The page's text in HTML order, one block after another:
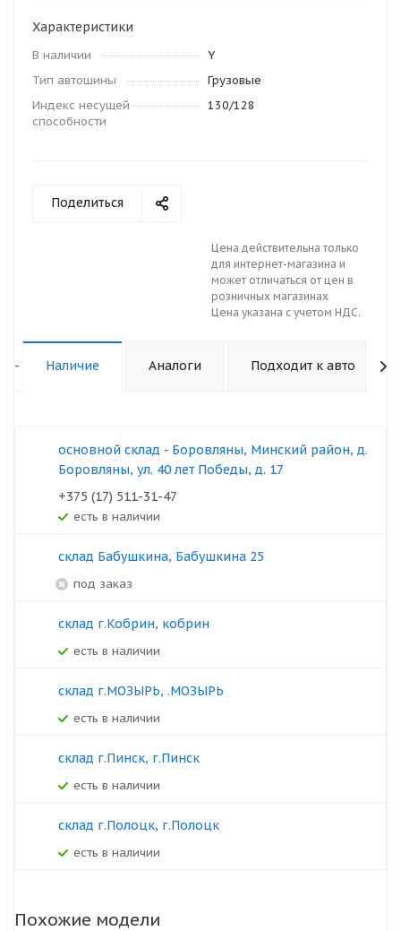
Характеристики
В наличии
Y
Тип автошины
Грузовые
Индекс несущей
способности
130/128
Поделиться
Цена действительна только
для интернет-магазина и
может отличаться от цен в
розничных магазинах
Цена указана с учетом НДС.
- Наличие Аналоги Подходит к авто
основной склад - Боровляны, Минский район, д.
Боровляны, ул. 40 лет Победы, д. 17
+375 (17) 511-31-47
Есть в наличии
склад Бабушкина, Бабушкина 25
под заказ
склад г.Кобрин, кобрин
Есть в наличии
склад г.МОЗЫРЬ, .МОЗЫРЬ
Есть в наличии
склад г.Пинск, г.Пинск
Есть в наличии
склад г.Полоцк, г.Полоцк
Есть в наличии
Похожие модели